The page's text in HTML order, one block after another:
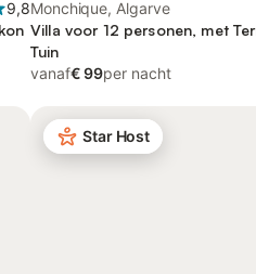
9,8Monchique, Algarve
Villa voor 12 personen, met
Tuin
vanaf€ 99per nacht
Star Host